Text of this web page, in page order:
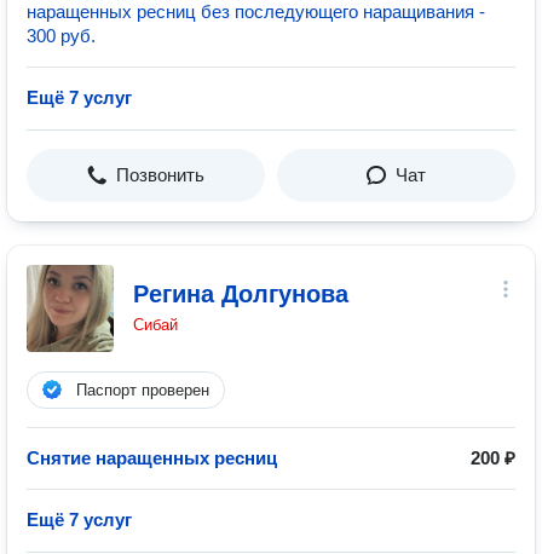
наращенных ресниц без последующего наращивания -
300 руб.
Ещё 7 услуг
Позвонить Чат
Регина Долгунова
Сибай
Паспорт проверен
Снятие наращенных ресниц 200 ₽
Ещё 7 услуг